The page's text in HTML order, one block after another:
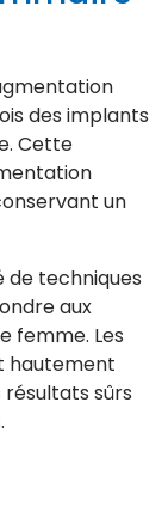
des implants
Cette
un
de techniques
aux
femme. Les
hautement
sûrs